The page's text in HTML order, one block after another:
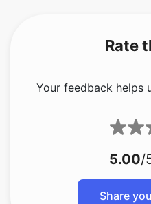
Rate
Your feedback helps
5.00/
Share